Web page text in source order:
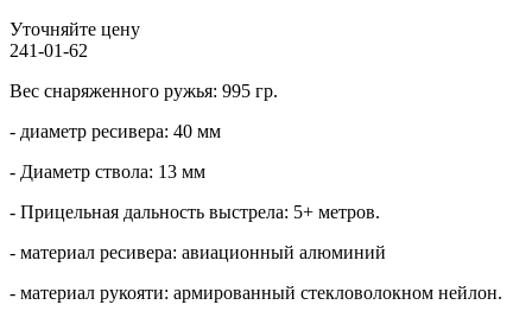
Уточняйте цену
241-01-62
Вес снаряженного ружья: 995 гр.
- диаметр ресивера: 40 мм
- Диаметр ствола: 13 мм
- Прицельная дальность выстрела: 5+ метров.
- материал ресивера: авиационный алюминий
- материал рукояти: армированный стекловолокном нейлон.